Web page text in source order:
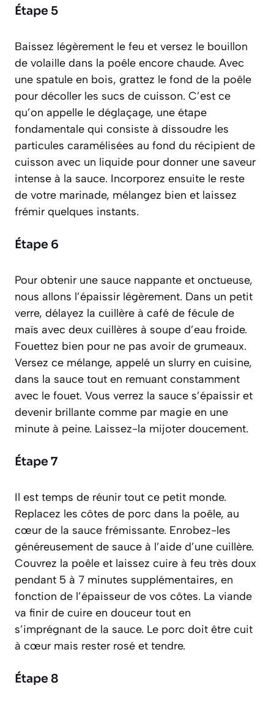
Étape 5
Baissez légèrement le feu et versez le bouillon
de volaille dans la poêle encore chaude. Avec
une spatule en bois, grattez le fond de la poêle
pour décoller les sucs de cuisson. C’est ce
qu’on appelle le déglaçage, une étape
fondamentale qui consiste à dissoudre les
particules caramélisées au fond du récipient de
cuisson avec un liquide pour donner une saveur
intense à la sauce. Incorporez ensuite le reste
de votre marinade, mélangez bien et laissez
frémir quelques instants.
Étape 6
Pour obtenir une sauce nappante et onctueuse,
nous allons l’épaissir légèrement. Dans un petit
verre, délayez la cuillère à café de fécule de
maïs avec deux cuillères à soupe d’eau froide.
Fouettez bien pour ne pas avoir de grumeaux.
Versez ce mélange, appelé un slurry en cuisine,
dans la sauce tout en remuant constamment
avec le fouet. Vous verrez la sauce s’épaissir et
devenir brillante comme par magie en une
minute à peine. Laissez-la mijoter doucement.
Étape 7
Il est temps de réunir tout ce petit monde.
Replacez les côtes de porc dans la poêle, au
cœur de la sauce frémissante. Enrobez-les
généreusement de sauce à l’aide d’une cuillère.
Couvrez la poêle et laissez cuire à feu très doux
pendant 5 à 7 minutes supplémentaires, en
fonction de l’épaisseur de vos côtes. La viande
va finir de cuire en douceur tout en
s’imprégnant de la sauce. Le porc doit être cuit
à cœur mais rester rosé et tendre.
Étape 8